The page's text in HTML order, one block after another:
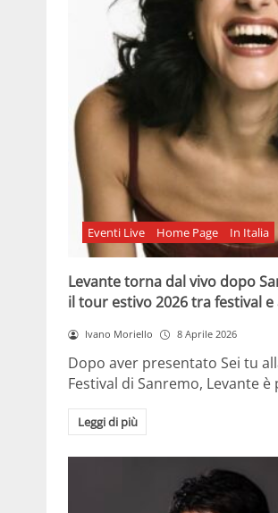
Eventi Live Home Page In Italia
Levante torna dal vivo dopo
il tour estivo 2026 tra festival e
Ivano Moriello 8 Aprile 2026
Dopo aver presentato Sei tu
Festival di Sanremo, Levante
Leggi di più